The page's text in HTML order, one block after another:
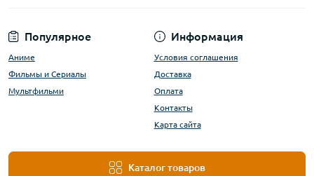
Популярное
Аниме
Фильмы и Сериалы
Мультфильми
Информация
Условия соглашения
Доставка
Оплата
Контакты
Карта сайта
Каталог товаров